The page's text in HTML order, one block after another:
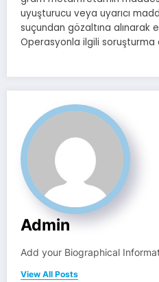
uyuşturucu veya uyarıcı
suçundan gözaltına alınarak
Operasyonla ilgili
Admin
Add your Biographical
View All Posts